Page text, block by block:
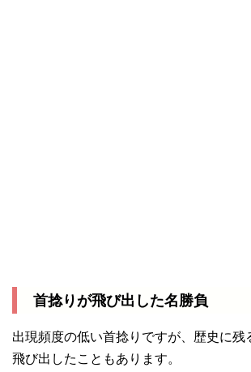
首捻りが飛び出した名勝負
出現頻度の低い首捻りですが、歴史に残
飛び出したこともあります。